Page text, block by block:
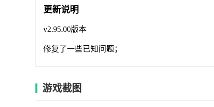
更新说明
v2.95.00版本
修复了一些已知问题；
游戏截图